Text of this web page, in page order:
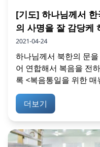
[기도] 하나님께서
의 사명을 잘 감당케
2021-04-24
하나님께서 북한의 문
어 연합해서 복음을 전
록 <복음통일을 위한
더보기